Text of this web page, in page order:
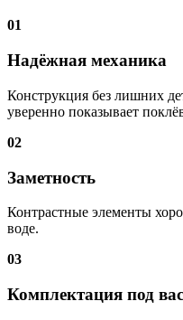
01
Надёжная механика
Конструкция без лишних
уверенно показывает
02
Заметность
Контрастные элементы
воде.
03
Комплектация под вас